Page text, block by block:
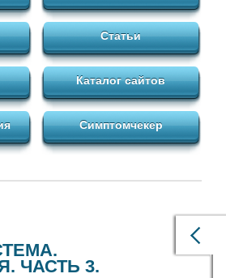
Статьи
Каталог сайтов
Симптомчекер
ЧАСТЬ 3.